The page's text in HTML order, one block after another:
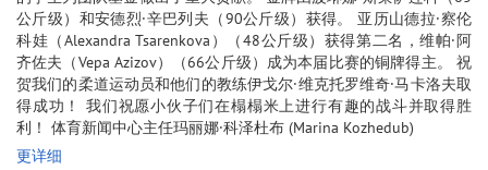
公斤级）和安德烈·辛巴列夫（90公斤级）获得。 亚历山德拉·察伦
科娃（Alexandra Tsarenkova）（48公斤级）获得第二名，维帕·阿
齐佐夫（Vepa Azizov）（66公斤级）成为本届比赛的铜牌得主。 祝
贺我们的柔道运动员和他们的教练伊戈尔·维克托罗维奇·马卡洛夫取
得成功！ 我们祝愿小伙子们在榻榻米上进行有趣的战斗并取得胜
利！ 体育新闻中心主任玛丽娜·科泽杜布 (Marina Kozhedub)
更详细